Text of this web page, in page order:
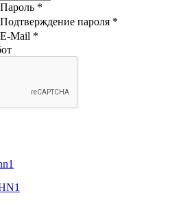
Пароль *
Подтверждение пароля *
E-Mail *